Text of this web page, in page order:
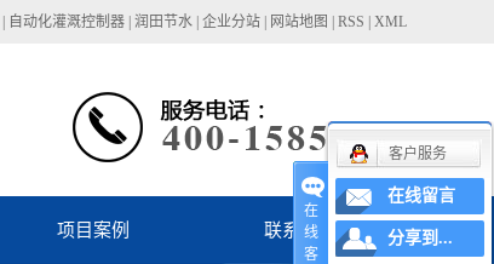
自动化灌溉控制器 润田节水 企业分站 网站地图 RSS XML
项目案例 联系我们
在
线
客
客户服务
在线留言
分享到...